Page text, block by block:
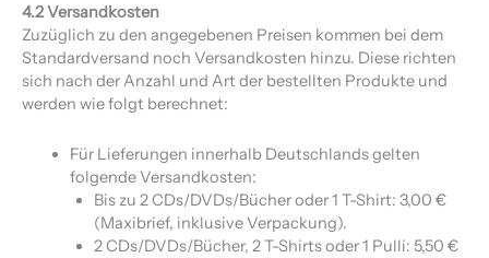
4.2 Versandkosten
Zuzüglich zu den angegebenen Preisen kommen bei dem
Standardversand noch Versandkosten hinzu. Diese richten
sich nach der Anzahl und Art der bestellten Produkte und
werden wie folgt berechnet:
Für Lieferungen innerhalb Deutschlands gelten
folgende Versandkosten:
Bis zu 2 CDs/DVDs/Bücher oder 1 T-Shirt: 3,00 €
(Maxibrief, inklusive Verpackung).
2 CDs/DVDs/Bücher, 2 T-Shirts oder 1 Pulli: 5,50 €